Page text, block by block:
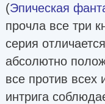
(Эпическая
прочла все три
серия
абсолютно
все против всех
интрига